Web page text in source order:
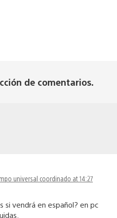
de comentarios.
universal coordinado at 14:27
si vendrá en español? en pc